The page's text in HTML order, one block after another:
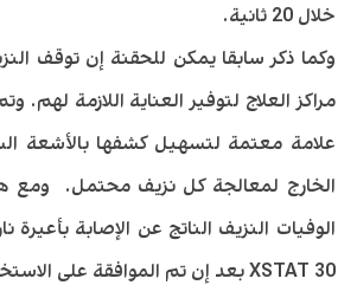
خلال 20 ثانية.
وكما ذكر سابقا يمكن للحقنة إن توقف
مراكز العلاج لتوفير العناية اللازمة
علامة معتمة لتسهيل كشفها بالأشعة
الوفيات النزيف الناتج عن الإصابة
XSTAT 30 بعد إن تم الموافقة على الاستخدام العام من قبل أدارة الدواء والغذاء الاتحادية.